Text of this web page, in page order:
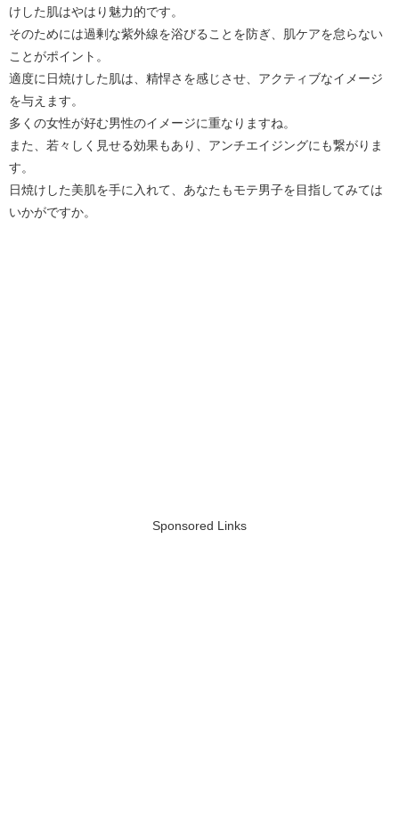
けした肌はやはり魅力的です。
そのためには過剰な紫外線を浴びることを防ぎ、肌ケアを怠らない
ことがポイント。
適度に日焼けした肌は、精悍さを感じさせ、アクティブなイメージ
を与えます。
多くの女性が好む男性のイメージに重なりますね。
また、若々しく見せる効果もあり、アンチエイジングにも繋がりま
す。
日焼けした美肌を手に入れて、あなたもモテ男子を目指してみては
いかがですか。
Sponsored Links